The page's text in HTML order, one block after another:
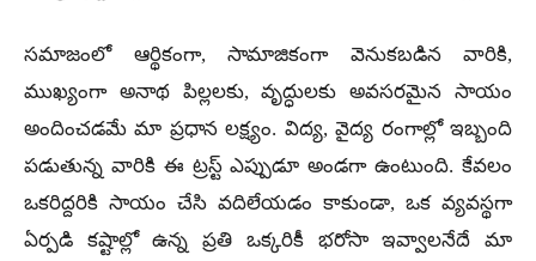
సమాజంలో ఆర్థికంగా, సామాజికంగా వెనుకబడిన వారికి,
ముఖ్యంగా అనాథ పిల్లలకు, వృద్ధులకు అవసరమైన సాయం
అందించడమే మా ప్రధాన లక్ష్యం. విద్య, వైద్య రంగాల్లో ఇబ్బంది
పడుతున్న వారికి ఈ ట్రస్ట్ ఎప్పుడూ అండగా ఉంటుంది. కేవలం
ఒకరిద్దరికి సాయం చేసి వదిలేయడం కాకుండా, ఒక వ్యవస్థగా
ఏర్పడి కష్టాల్లో ఉన్న ప్రతి ఒక్కరికీ భరోసా ఇవ్వాలనేదే మా